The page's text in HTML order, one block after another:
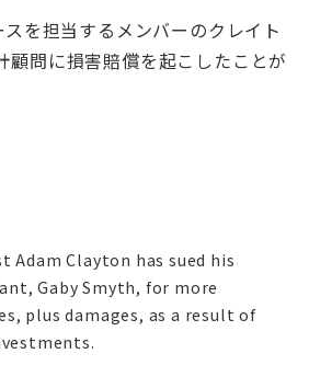
を担当するメンバーのクレイト
問に損害賠償を起こしたことが
Adam Clayton has sued his
Gaby Smyth, for more
plus damages, as a result of